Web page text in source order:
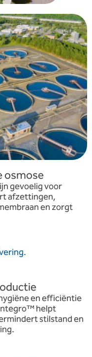
osmose
gevoelig voor
afzettingen,
en zorgt
en efficiëntie
helpt
stilstand en